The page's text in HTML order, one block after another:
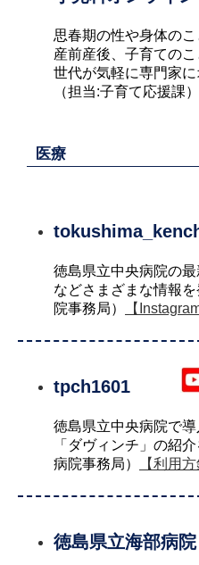
思春期の性や身体の
産前産後、子育ての
世代が気軽に専門家に
（担当:子育て応援課）
医療
徳島県立中央病院の
などさまざまな情報
院事務局）
【
tpch1601
徳島県立中央病院で
「ダヴィンチ」の紹
病院事務局）
【利用方
徳島県立海部病院